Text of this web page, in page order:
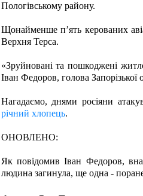
Пологівському району.
Щонайменше п’ять керованих
Верхня Терса.
«Зруйновані та пошкоджені
Іван Федоров, голова Запорізької
Нагадаємо, днями росіяни
річний хлопець.
ОНОВЛЕНО:
Як повідомив Іван Федоров,
людина загинула, ще одна -